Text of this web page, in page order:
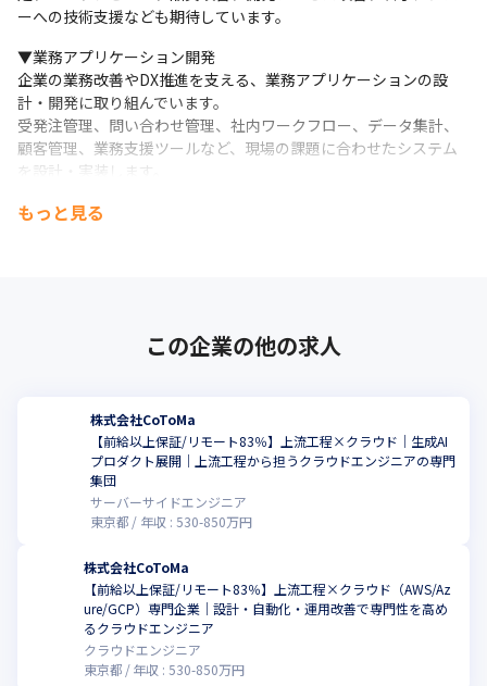
・バックエンドリード（API設計・DB設計・サーバーサイド開発
の技術支援）
・アーキテクト（アプリケーション設計・クラウド設計・技術選
定）
・FDE / 技術コンサル（業務理解・要件整理・顧客課題の技術解
決）
・グループリーダー（チーム設計・技術支援・若手育成）
ョン開発）
ーへの技術支援なども期待しています。
▼業務アプリケーション開発
企業の業務改善やDX推進を支える、業務アプリケーションの設
計・開発に取り組んでいます。
受発注管理、問い合わせ管理、社内ワークフロー、データ集計、
顧客管理、業務支援ツールなど、現場の課題に合わせたシステム
を設計・実装します。
単に画面や機能を作るだけではなく、業務フローや利用者の動き
RAG、AI Agent、業務自動化にも取り組んでいます。
応、既存システムとのAPI連携など、AIを現場で使われる仕組みと
して実装しています。
AI時代においても、開発エンジニアに求められるのは「何を作る
か」「どの業務をどう変えるか」を考える力です。
CoToMaでは、AI、業務理解、API設計、データ設計、クラウド環
いきます。
▼クラウドネイティブ開発 / Cloud＆IT Suite
CoToMaでは、自社サービス「Cloud＆IT Suite」を通じて、クラ
ウド環境の新規導入、クラウド移行、サーバレス活用、運用自動
化、クラウド技術顧問・伴走支援などを展開しています。
もっと見る
この企業の他の求人
株式会社CoToMa
【前給以上保証/リモート83％】上流工程×クラウド｜生成AI
プロダクト展開｜上流工程から担うクラウドエンジニアの専門
集団
サーバーサイドエンジニア
東京都
年収 : 530-850万円
株式会社CoToMa
【前給以上保証/リモート83％】上流工程×クラウド（AWS/Az
ure/GCP）専門企業｜設計・自動化・運用改善で専門性を高め
るクラウドエンジニア
クラウドエンジニア
東京都
年収 :530-850万円